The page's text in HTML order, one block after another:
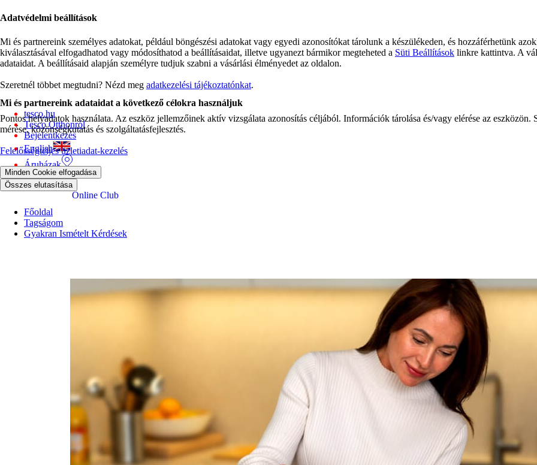
Adatvédelmi beállítások
Mi és partnereink személyes adatokat, például böngészési adatokat vagy egyedi azonosítókat tárolunk a készülékeden, és hozzáférhetünk
kiválasztásával elfogadhatod vagy módosíthatod a beállításaidat, illetve ugyanezt bármikor megteheted a Süti Beállítások linkre kattintva. A
adataidat. A beállításaid alapján személyre tudjuk szabni a vásárlási élményedet az oldalon.
Szeretnél többet megtudni? Nézd meg adatkezelési tájékoztatónkat.
Mi és partnereink adataidat a következő célokra használjuk
Pontos helyadatok használata. Az eszköz jellemzőinek aktív vizsgálata azonosítás céljából. Információk tárolása és/vagy elérése az eszközön.
mérése, közönségkutatás és szolgáltatásfejlesztés.
Felelősségteljes üzletiadat-kezelés
Minden Cookie elfogadása
Összes elutasítása
Online Club
tesco.hu
Tesco Otthonról
Bejelentkezés
English
Áruházak
Kapcsolat
Főoldal
Tagságom
Gyakran Ismételt Kérdések